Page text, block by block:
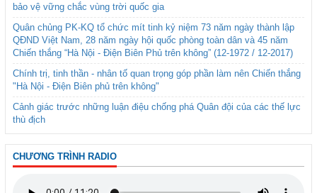
bảo vệ vững chắc vùng trời quốc gia
Quân chủng PK-KQ tổ chức mít tinh kỷ niệm 73 năm ngày thành lập
QĐND Việt Nam, 28 năm ngày hội quốc phòng toàn dân và 45 năm
Chiến thắng “Hà Nội - Điện Biên Phủ trên không” (12-1972 / 12-2017)
Chính trị, tinh thần - nhân tố quan trọng góp phần làm nên Chiến thắng
"Hà Nội - Điện Biên phủ trên không"
Cảnh giác trước những luận điệu chống phá Quân đội của các thế lực
thù địch
CHƯƠNG TRÌNH RADIO